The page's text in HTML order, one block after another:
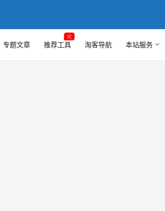
专题文章 推荐工具
火
淘客导航 本站服务